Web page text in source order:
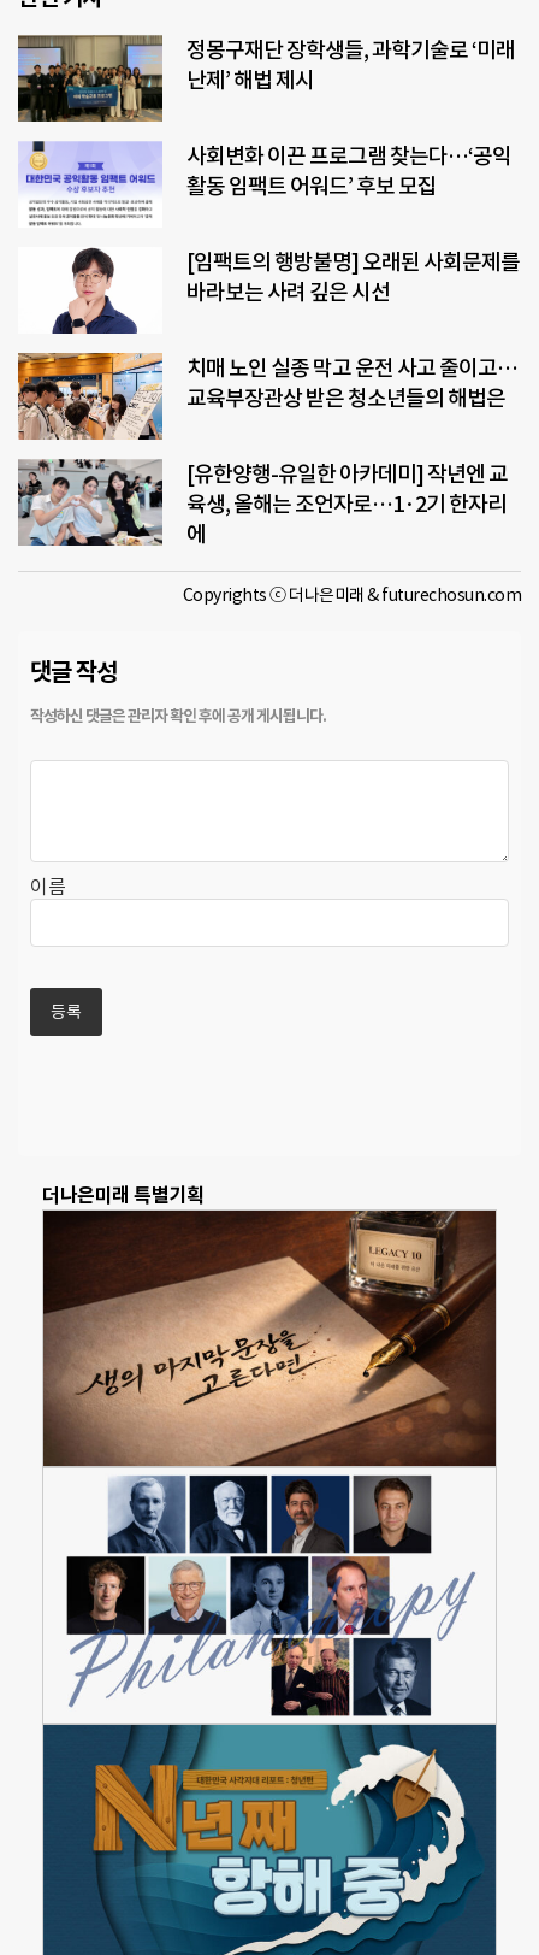
정몽구재단 장학생들, 과학기술로 ‘미래
난제’ 해법 제시
사회변화 이끈 프로그램 찾는다…‘공익
활동 임팩트 어워드’ 후보 모집
[임팩트의 행방불명] 오래된 사회문제를
바라보는 사려 깊은 시선
치매 노인 실종 막고 운전 사고 줄이고…
교육부장관상 받은 청소년들의 해법은
[유한양행-유일한 아카데미] 작년엔 교
육생, 올해는 조언자로…1·2기 한자리
에
Copyrights ⓒ 더나은미래 & futurechosun.com
댓글 작성
이름
더나은미래 특별기획